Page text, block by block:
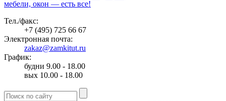
мебели, окон — есть все!
Тел./факс:
+7 (495) 725 66 67
Электронная почта:
zakaz@zamkitut.ru
График:
будни 9.00 - 18.00
вых 10.00 - 18.00